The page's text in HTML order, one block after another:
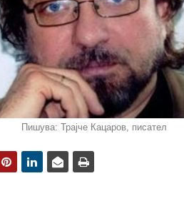
Пишува: Трајче Кацаров, писател